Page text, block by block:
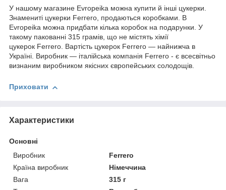
У нашому магазине Evropeika можна купити й інші цукерки.
Знамениті цукерки Ferrero, продаються коробками. В
Evropeika можна придбати кілька коробок на подарунки. У
такому пакованні 315 грамів, що не містять хімії
цукерок Ferrero. Вартість цукерок Ferrero — найнижча в
Україні. Виробник — італійська компанія Ferrero - є всесвітньо
визнаним виробником якісних європейських солодощів.
Приховати
Характеристики
Основні
Виробник
Ferrero
Країна виробник
Німеччина
Вага
315 г